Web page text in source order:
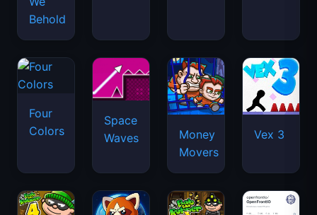
Behold
Four
Colors
Space
Waves
Money
Movers
Vex 3